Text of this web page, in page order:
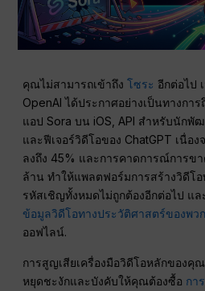
คุณไม่สามารถเข้าถึงโซระ อีกต่อไป
OpenAI ได้ประกาศอย่างเป็นทางกา
แอป Sora บน iOS, API สำหรับนักพั
และฟีเจอร์วิดีโอของ ChatGPT เนื่อ
ลงถึง 45% และการคาดการณ์การข
ล้าน ทำให้แพลตฟอร์มการสร้างวิดีโ
รหัสเชิญทั้งหมดไม่ถูกต้องอีกต่อไป แล
ข้อมูลวิดีโอทางประวัติศาสตร์ของพว
ออฟไลน์.
การสูญเสียเครื่องมือวิดีโอหลักของคุ
หยุดชะงักและบังคับให้คุณต้องซื้อ กา